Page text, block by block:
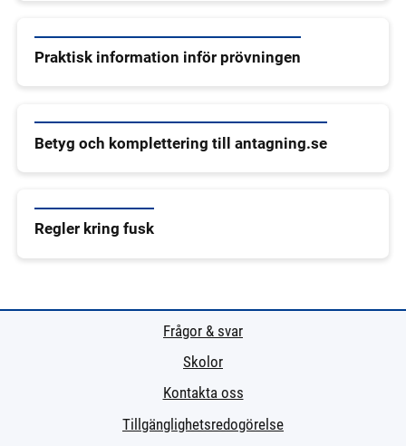
Praktisk information inför prövningen
Betyg och komplettering till antagning.se
Regler kring fusk
Frågor & svar
Skolor
Kontakta oss
Tillgänglighetsredogörelse